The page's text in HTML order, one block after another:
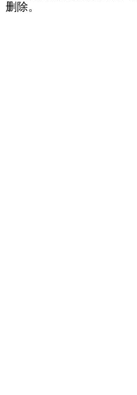
删除。